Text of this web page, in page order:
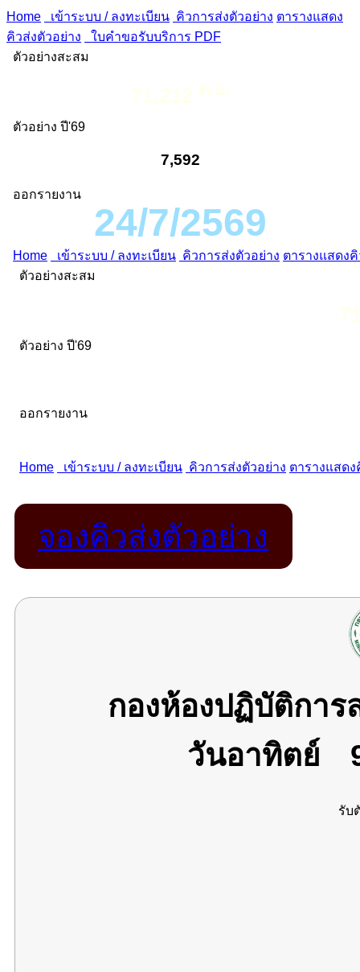
Home เข้าระบบ / ลงทะเบียน คิวการส่งตัวอย่าง ตารางแสดง
คิวส่งตัวอย่าง
ใบคำขอรับบริการ PDF
ตัวอย่างสะสม
ตัวอย่าง ปี'69
7,592
ออกรายงาน
24/7/2569
จองคิวส่งตัวอย่าง
กองห้องปฏิบัติกา
วันอาทิตย์
รับ